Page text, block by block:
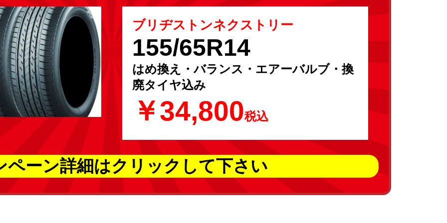
ブリヂストンネクストリー
155/65R14
はめ換え・バランス・エアーバルブ・換
廃タイヤ込み
￥34,800税込
ペーン詳細はクリックして下さい